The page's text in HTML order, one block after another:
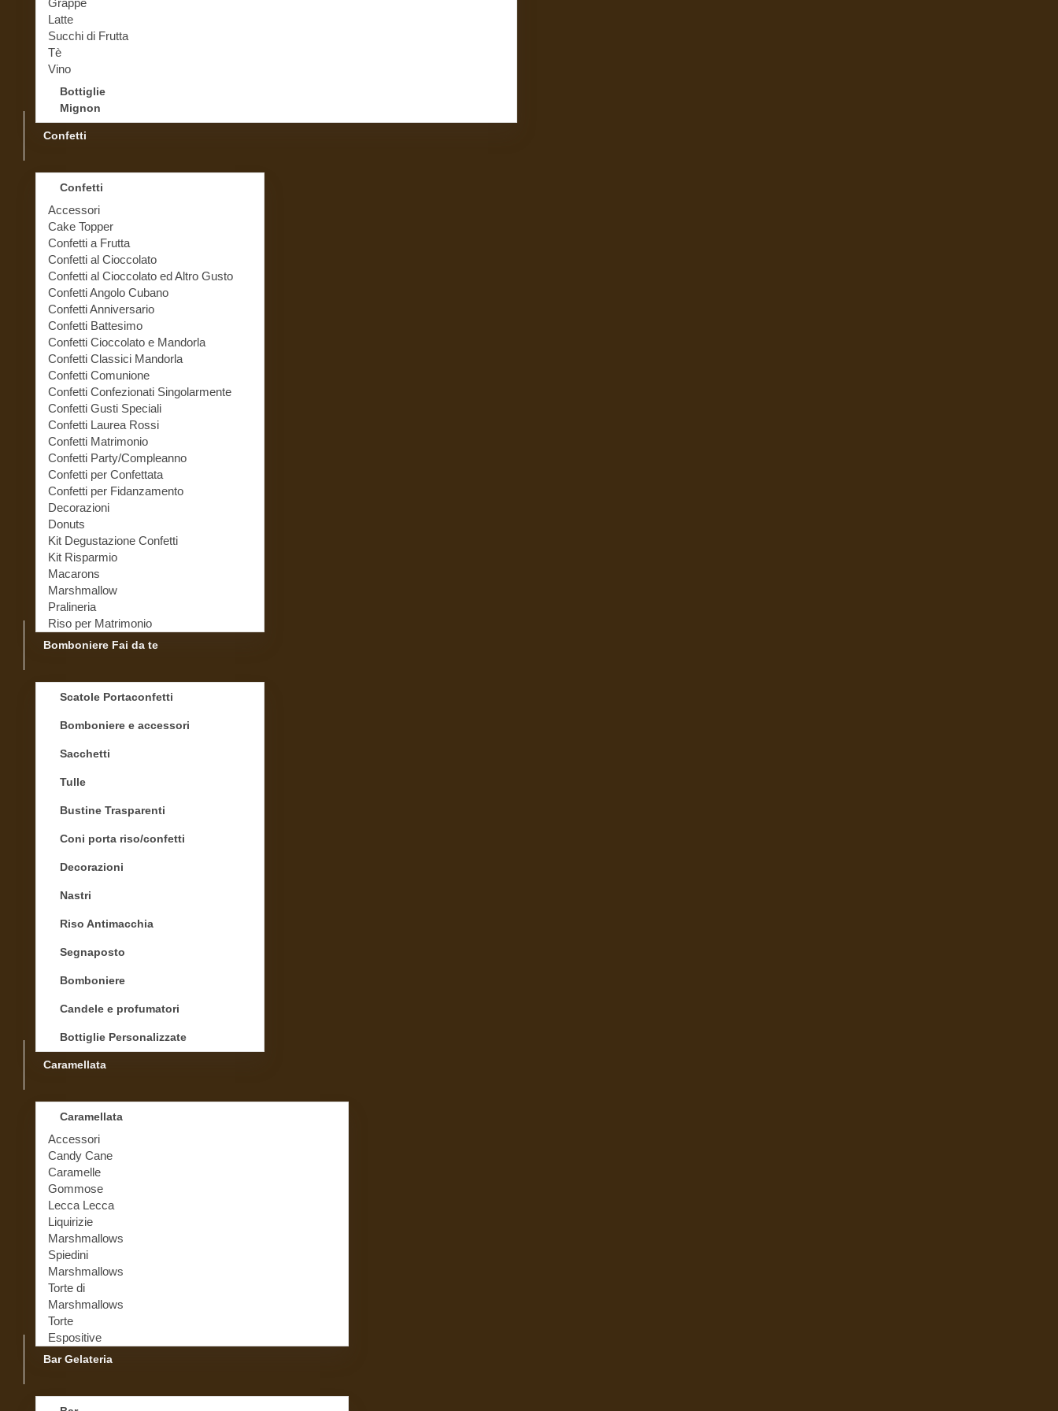
Latte
Succhi di Frutta
Tè
Vino
Bottiglie
Mignon
Confetti
Confetti
Accessori
Cake Topper
Confetti a Frutta
Confetti al Cioccolato
Confetti al Cioccolato ed Altro Gusto
Confetti Angolo Cubano
Confetti Anniversario
Confetti Battesimo
Confetti Cioccolato e Mandorla
Confetti Classici Mandorla
Confetti Comunione
Confetti Confezionati Singolarmente
Confetti Gusti Speciali
Confetti Laurea Rossi
Confetti Matrimonio
Confetti Party/Compleanno
Confetti per Confettata
Confetti per Fidanzamento
Decorazioni
Donuts
Kit Degustazione Confetti
Kit Risparmio
Macarons
Marshmallow
Pralineria
Riso per Matrimonio
Bomboniere Fai da te
Scatole Portaconfetti
Bomboniere e accessori
Sacchetti
Tulle
Bustine Trasparenti
Coni porta riso/confetti
Decorazioni
Nastri
Riso Antimacchia
Segnaposto
Bomboniere
Candele e profumatori
Bottiglie Personalizzate
Caramellata
Caramellata
Accessori
Candy Cane
Caramelle
Gommose
Lecca Lecca
Liquirizie
Marshmallows
Spiedini
Marshmallows
Torte di
Marshmallows
Torte
Espositive
Bar Gelateria